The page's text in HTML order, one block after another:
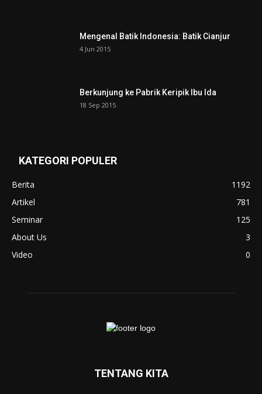
Mengenal Batik Indonesia: Batik Cianjur
4 Jun 2015
Berkunjung ke Pabrik Keripik Ibu Ida
18 Sep 2015
KATEGORI POPULER
Berita
1192
Artikel
781
Seminar
125
About Us
3
Video
0
TENTANG KITA